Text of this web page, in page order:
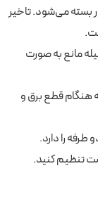
بسته می‌شود. تاخیر
مانع به صورت
هنگام قطع برق و
را دارد.
تنظیم کنید.